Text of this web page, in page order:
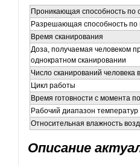
Проникающая способность по
Разрешающая способность по
Время сканирования
Доза, получаемая человеком
однократном сканировании
Число сканирований человека
Цикл работы
Время готовности с момента
Рабочий диапазон температур
Относительная влажность
Описание